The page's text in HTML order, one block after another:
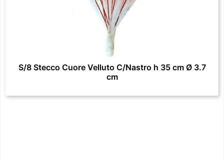
S/8 Stecco Cuore Velluto C/Nastro h 35 cm Ø 3.7
cm